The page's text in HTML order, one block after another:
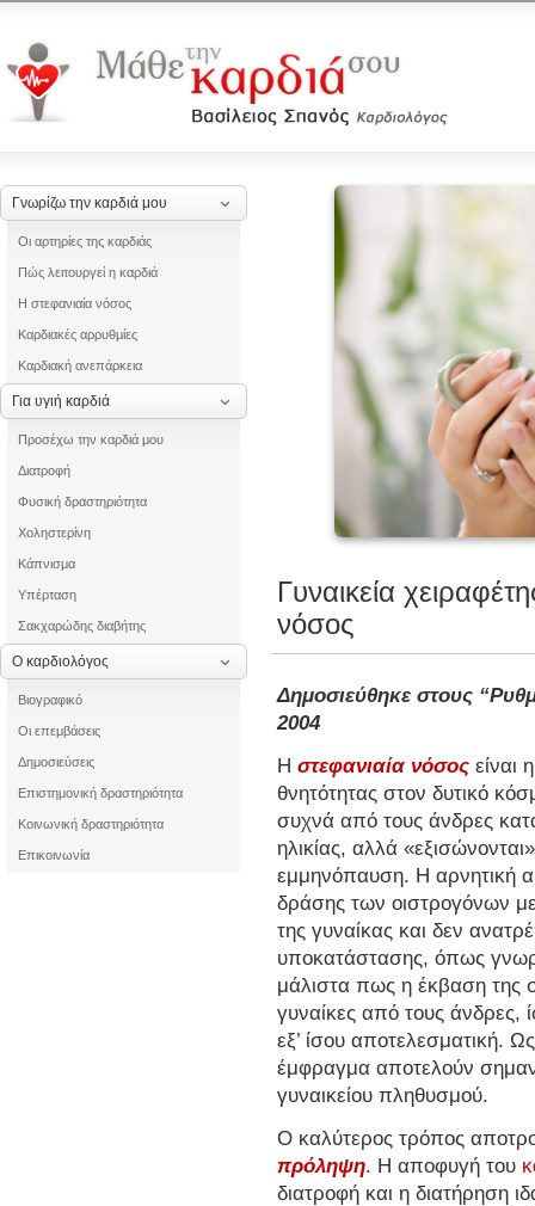
Γνωρίζω την καρδιά μου
Οι αρτηρίες της καρδιάς
Πώς λειτουργεί η καρδιά
Η στεφανιαία νόσος
Καρδιακές αρρυθμίες
Καρδιακή ανεπάρκεια
Για υγιή καρδιά
Προσέχω την καρδιά μου
Διατροφή
Φυσική δραστηριότητα
Χοληστερίνη
Κάπνισμα
Υπέρταση
Σακχαρώδης διαβήτης
Ο καρδιολόγος
Βιογραφικό
Οι επεμβάσεις
Δημοσιεύσεις
Επιστημονική δραστηριότητα
Κοινωνική δραστηριότητα
Επικοινωνία
Γυναικεία
νόσος
Δημοσιεύθηκε στους
2004
Η στεφανιαία νόσος είναι
θνητότητας στον δυτικό
συχνά από τους άνδρες
ηλικίας, αλλά
εμμηνόπαυση. Η αρνητική
δράσης των οιστρογόνων
της γυναίκας και δεν
υποκατάστασης, όπως
μάλιστα πως η έκβαση της
γυναίκες από τους άνδρες,
εξ’ ίσου αποτελεσματική.
έμφραγμα αποτελούν
γυναικείου πληθυσμού.
Ο καλύτερος τρόπος
πρόληψη. Η αποφυγή του
διατροφή και η διατήρηση